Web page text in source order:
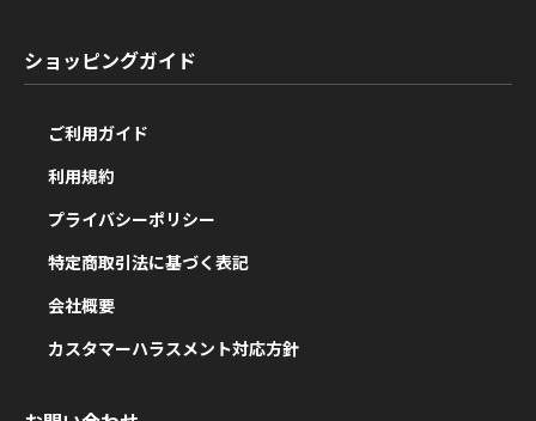
ショッピングガイド
ご利用ガイド
利用規約
プライバシーポリシー
特定商取引法に基づく表記
会社概要
カスタマーハラスメント対応方針